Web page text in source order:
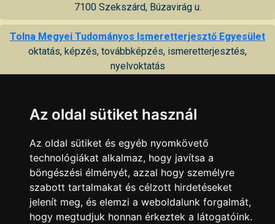
7100 Szekszárd, Búzavirág u.
Tolna Megyei Tudományos Ismeretterjesztő Egyesület
oktatás, képzés, továbbképzés, ismeretterjesztés,
nyelvoktatás
Vidám Tudomány Bt.
tanácsad.
7100 Szekszárd, Alkotmány u. 9
KAPCSOLAT |HIRDETÉS
Minden jog fenntartva © 2002 - 2026 Szeki.hu
Az oldal sütiket használ
Az oldal sütiket és egyéb nyomkövető
technológiákat alkalmaz, hogy javítsa a
böngészési élményét, azzal hogy személyre
szabott tartalmakat és célzott hirdetéseket
jelenít meg, és elemzi a weboldalunk forgalmát,
hogy megtudjuk honnan érkeztek a látogatóink.